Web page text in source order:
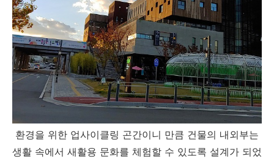
환경을 위한 업사이클링 곤간이니 만큼 건물의 내외부는
생활 속에서 새활용 문화를 체험할 수 있도록 설계가 되었